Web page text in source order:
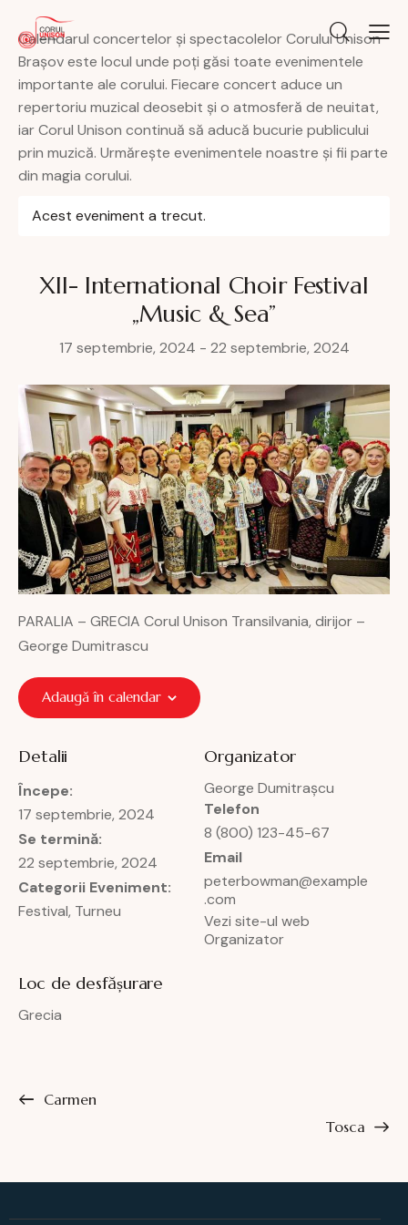
Calendarul concertelor și spectacolelor Corului Unison
Brașov este locul unde poți găsi toate evenimentele
importante ale corului. Fiecare concert aduce un
repertoriu muzical deosebit și o atmosferă de neuitat,
iar Corul Unison continuă să aducă bucurie publicului
prin muzică. Urmărește evenimentele noastre și fii parte
din magia corului.
Acest eveniment a trecut.
XII- International Choir Festival
„Music & Sea”
17 septembrie, 2024 - 22 septembrie, 2024
PARALIA – GRECIA Corul Unison Transilvania, dirijor –
George Dumitrascu
Adaugă în calendar
Detalii
Începe:
17 septembrie, 2024
Se termină:
22 septembrie, 2024
Categorii Eveniment:
Festival, Turneu
Loc de desfășurare
Grecia
Organizator
George Dumitrașcu
Telefon
8 (800) 123-45-67
Email
peterbowman@example
.com
Vezi site-ul web
Organizator
Carmen
Tosca